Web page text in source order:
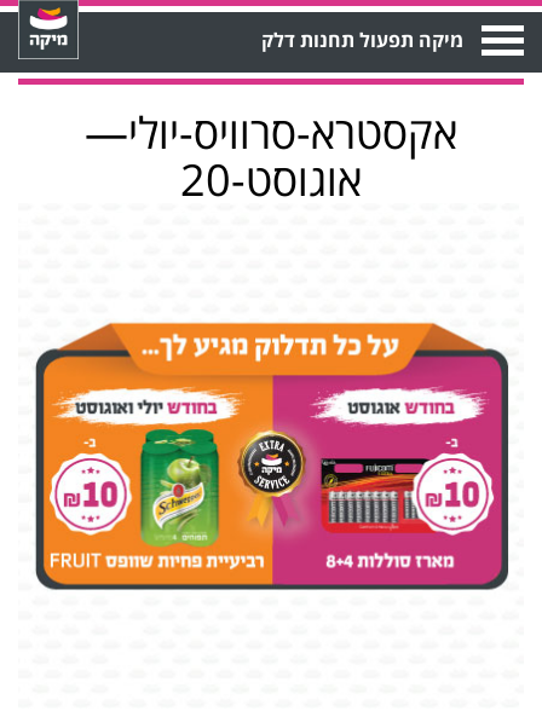
Open
Menu מיקה תפעול תחנות דלק
אקסטרא-סרוויס-יולי—
אוגוסט-20